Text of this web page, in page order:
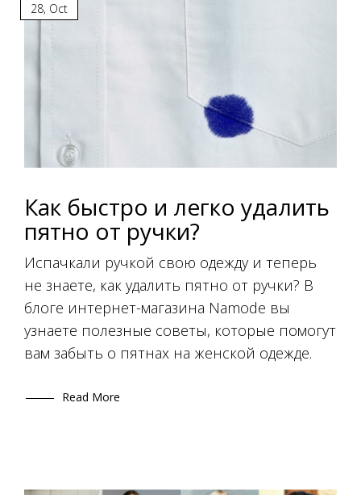
28, Oct
Как быстро и легко удалить
пятно от ручки?
Испачкали ручкой свою одежду и теперь
не знаете, как удалить пятно от ручки? В
блоге интернет-магазина Namode вы
узнаете полезные советы, которые помогут
вам забыть о пятнах на женской одежде.
Read More